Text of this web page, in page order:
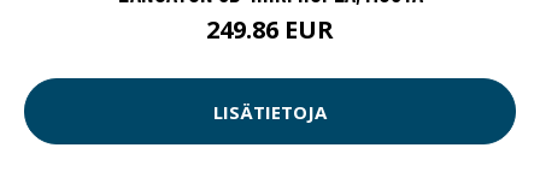
249.86 EUR
LISÄTIETOJA